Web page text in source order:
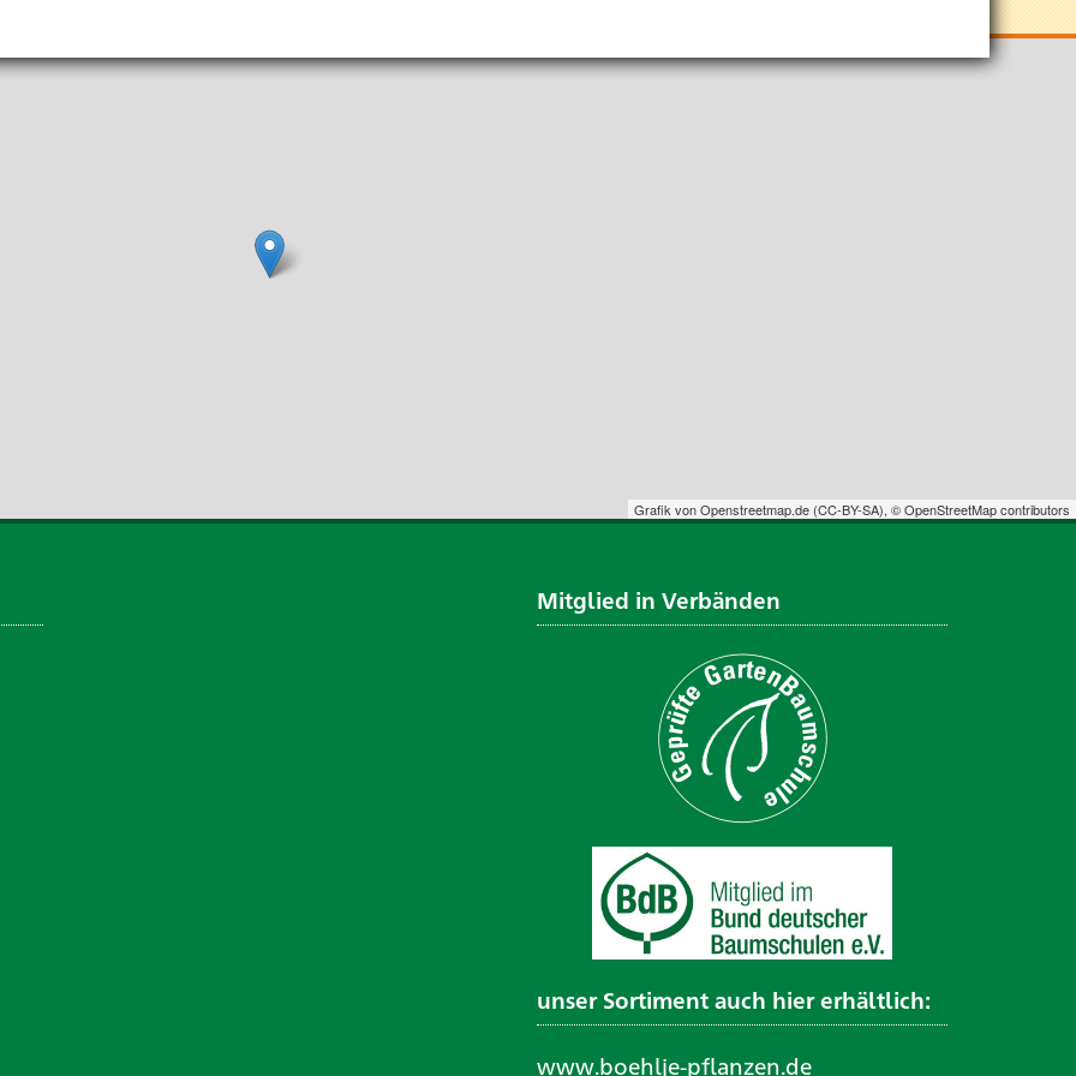
Grafik vonOpenstreetmap.de (CC-BY-SA), © OpenStreetMap contributors
Mitglied in Verbänden
unser Sortiment auch hier erhältlich:
www.boehlje-pflanzen.de